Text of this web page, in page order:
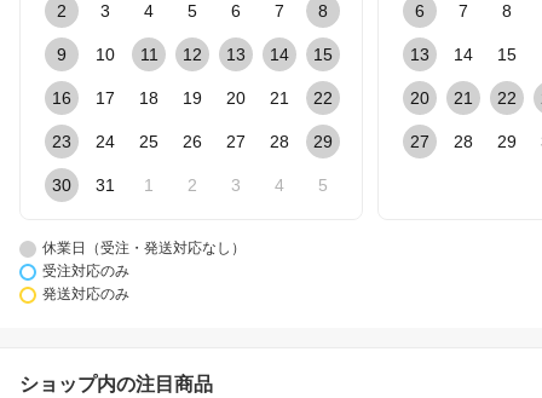
2 3 4 5 6 7 8
9 10 11 12 13 14 15
16 17 18 19 20 21 22
23 24 25 26 27 28 29
30 31 1 2 3 4 5
6 7 8
13 14 15
20 21 22
27 28 29
休業日（受注・発送対応なし）
受注対応のみ
発送対応のみ
ショップ内の注目商品